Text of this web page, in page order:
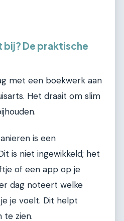
bij? De praktische
met een boekwerk aan
Het draait om slim
is een
is niet ingewikkeld; het
of een app op je
dag noteert welke
je voelt. Dit helpt
te zien.